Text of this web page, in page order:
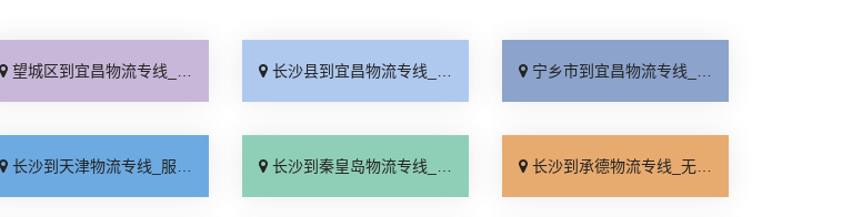
望城区到宜昌物流专线_整车配货「运价行情」 长沙县到宜昌物流专线_价格实惠「急你所需」 宁乡市到宜昌物流专线_全境到达「需要几天」
长沙到天津物流专线_服务周到「收费介绍」 长沙到秦皇岛物流专线_天天发车「高效快运」 长沙到承德物流专线_无需中转「每日发车」